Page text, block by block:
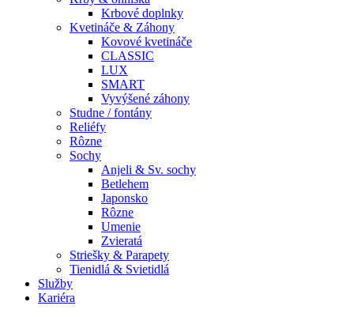
Krbové doplnky
Kvetináče & Záhony
Kovové kvetináče
CLASSIC
LUX
SMART
Vyvýšené záhony
Studne / fontány
Reliéfy
Rôzne
Sochy
Anjeli & Sv. sochy
Betlehem
Japonsko
Rôzne
Umenie
Zvieratá
Striešky & Parapety
Tienidlá & Svietidlá
Služby
Kariéra